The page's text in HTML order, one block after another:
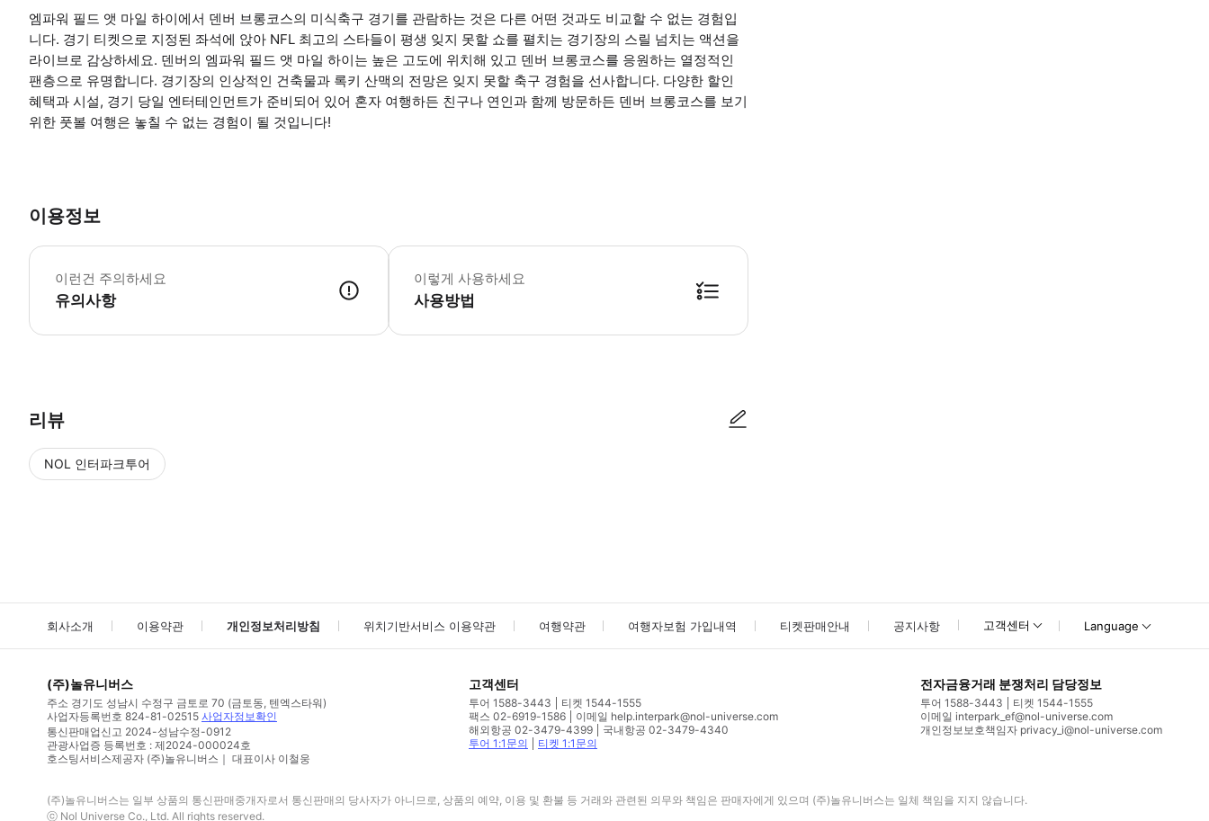
엠파워 필드 앳 마일 하이에서 덴버 브롱코스의 미식축구 경기를 관람하는 것은 다른 어떤 것과도 비교할 수 없는 경험입
니다. 경기 티켓으로 지정된 좌석에 앉아 NFL 최고의 스타들이 평생 잊지 못할 쇼를 펼치는 경기장의 스릴 넘치는 액션을
라이브로 감상하세요. 덴버의 엠파워 필드 앳 마일 하이는 높은 고도에 위치해 있고 덴버 브롱코스를 응원하는 열정적인
팬층으로 유명합니다. 경기장의 인상적인 건축물과 록키 산맥의 전망은 잊지 못할 축구 경험을 선사합니다. 다양한 할인
혜택과 시설, 경기 당일 엔터테인먼트가 준비되어 있어 혼자 여행하든 친구나 연인과 함께 방문하든 덴버 브롱코스를 보기
위한 풋볼 여행은 놓칠 수 없는 경험이 될 것입니다!
이용정보
이런건 주의하세요
유의사항
GetYourGuide QR 코드는 입장권이 아니며, 티켓은 예약 확인 메일로 별도로 발송됩니다. 경기 전에 모바일 티켓을 수락했는지 이메일을 확인하시기 바랍
이렇게 사용하세요
사용방법
리뷰
NOL 인터파크투어
회사소개 이용약관 개인정보처리방침 위치기반서비스 이용약관 여행약관 여행자보험 가입내역 티켓판매안내 공지사항 고객센터 Language
(주)놀유니버스
주소 경기도 성남시 수정구 금토로 70 (금토동, 텐엑스타워)
사업자등록번호 824-81-02515 사업자정보확인
통신판매업신고 2024-성남수정-0912
관광사업증 등록번호 : 제2024-000024호
호스팅서비스제공자 (주)놀유니버스｜ 대표이사 이철웅
고객센터
투어 1588-3443
티켓 1544-1555
팩스 02-6919-1586
이메일 help.interpark@nol-universe.com
해외항공 02-3479-4399
국내항공 02-3479-4340
투어 1:1문의
티켓 1:1문의
전자금융거래 분쟁처리 담당정보
투어 1588-3443
티켓 1544-1555
이메일 interpark_ef@nol-universe.com
개인정보보호책임자 privacy_i@nol-universe.com
(주)놀유니버스는 일부 상품의 통신판매중개자로서 통신판매의 당사자가 아니므로, 상품의 예약, 이용 및 환불 등 거래와 관련된 의무와 책임은 판매자에게 있으며 (주)놀유니버스는 일체 책임을 지지 않습니다.
ⓒ Nol Universe Co., Ltd. All rights reserved.